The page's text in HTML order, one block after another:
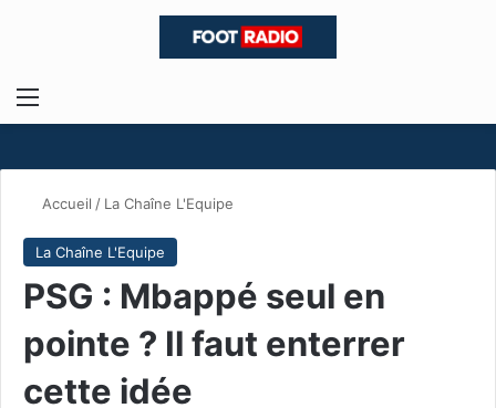
Menu
Accueil / La Chaîne L'Equipe
La Chaîne L'Equipe
PSG : Mbappé seul en
pointe ? Il faut enterrer
cette idée